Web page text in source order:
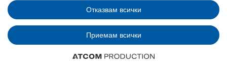
Общи условия на програма IKEA Family
Политика за защита на лични данни на програма IKEA Family
© Inter-IKEA Systems B.V. 1999 - 2025
Отказвам всички
Приемам всички